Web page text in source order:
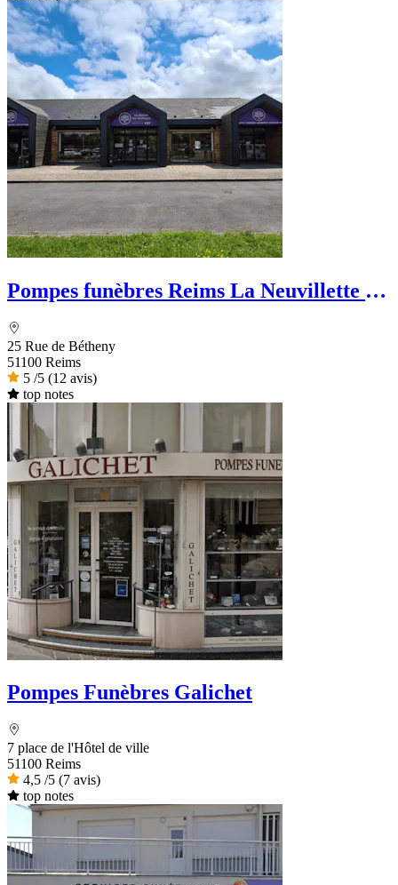
Pompes funèbres Reims La Neuvillette -
25 Rue de Bétheny
51100 Reims
5 /5 (12 avis)
top notes
Pompes Funèbres Galichet
7 place de l'Hôtel de ville
51100 Reims
4,5 /5 (7 avis)
top notes